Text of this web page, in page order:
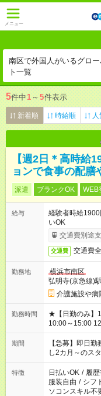
メニュー
南区で外国人がいるグロ
ト一覧
5件中1 ～ 5件表示
新着順 時給順
【週2日＊高時給
ョンで食事の配膳
派遣 ブランクOK WEB
給与
経験者時給
いOK
交通費別途
交通費 交通費
勤務地
横浜市南区
弘明寺(京急線)駅
介護施設や
勤務時間
★【日勤のみ】1日5時間～
10:00～15:00
期間
【急募】即日
し2カ月～のス
特徴 日払いOK / 履
服装自由 / シフ
ソコンスキル不